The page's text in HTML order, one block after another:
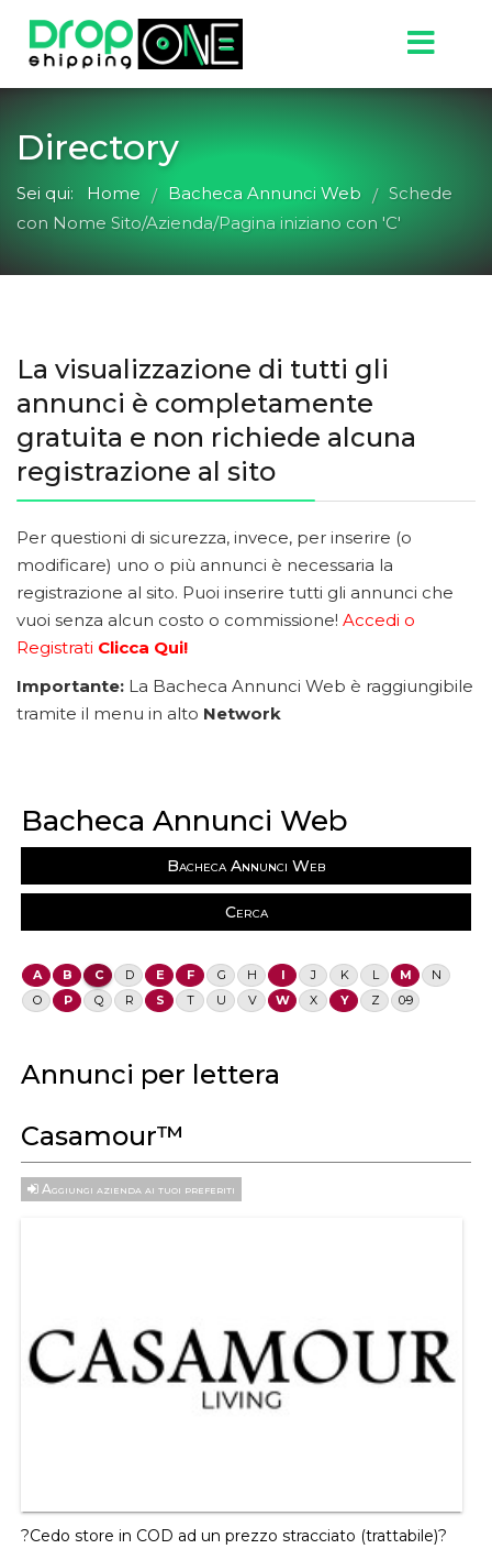
Directory
Sei qui: Home / Bacheca Annunci Web / Schede
con Nome Sito/Azienda/Pagina iniziano con 'C'
La visualizzazione di tutti gli
annunci è completamente
gratuita e non richiede alcuna
registrazione al sito
Per questioni di sicurezza, invece, per inserire (o
modificare) uno o più annunci è necessaria la
registrazione al sito. Puoi inserire tutti gli annunci che
vuoi senza alcun costo o commissione! Accedi o
Registrati Clicca Qui!
Importante: La Bacheca Annunci Web è raggiungibile
tramite il menu in alto Network
Bacheca Annunci Web
Bacheca Annunci Web
Cerca
A B C D E F G H I J K L M
N
O
P Q R S T U V W X Y Z 0-9
Annunci per lettera
Casamour™
Aggiungi azienda ai tuoi preferiti
?Cedo store in COD ad un prezzo stracciato (trattabile)?